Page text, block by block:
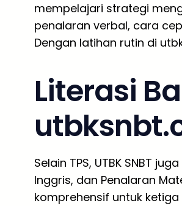
mempelajari strategi
penalaran verbal, cara
Dengan latihan rutin di
Literasi
Selain TPS, UTBK SNBT
Inggris, dan Penalaran
komprehensif untuk